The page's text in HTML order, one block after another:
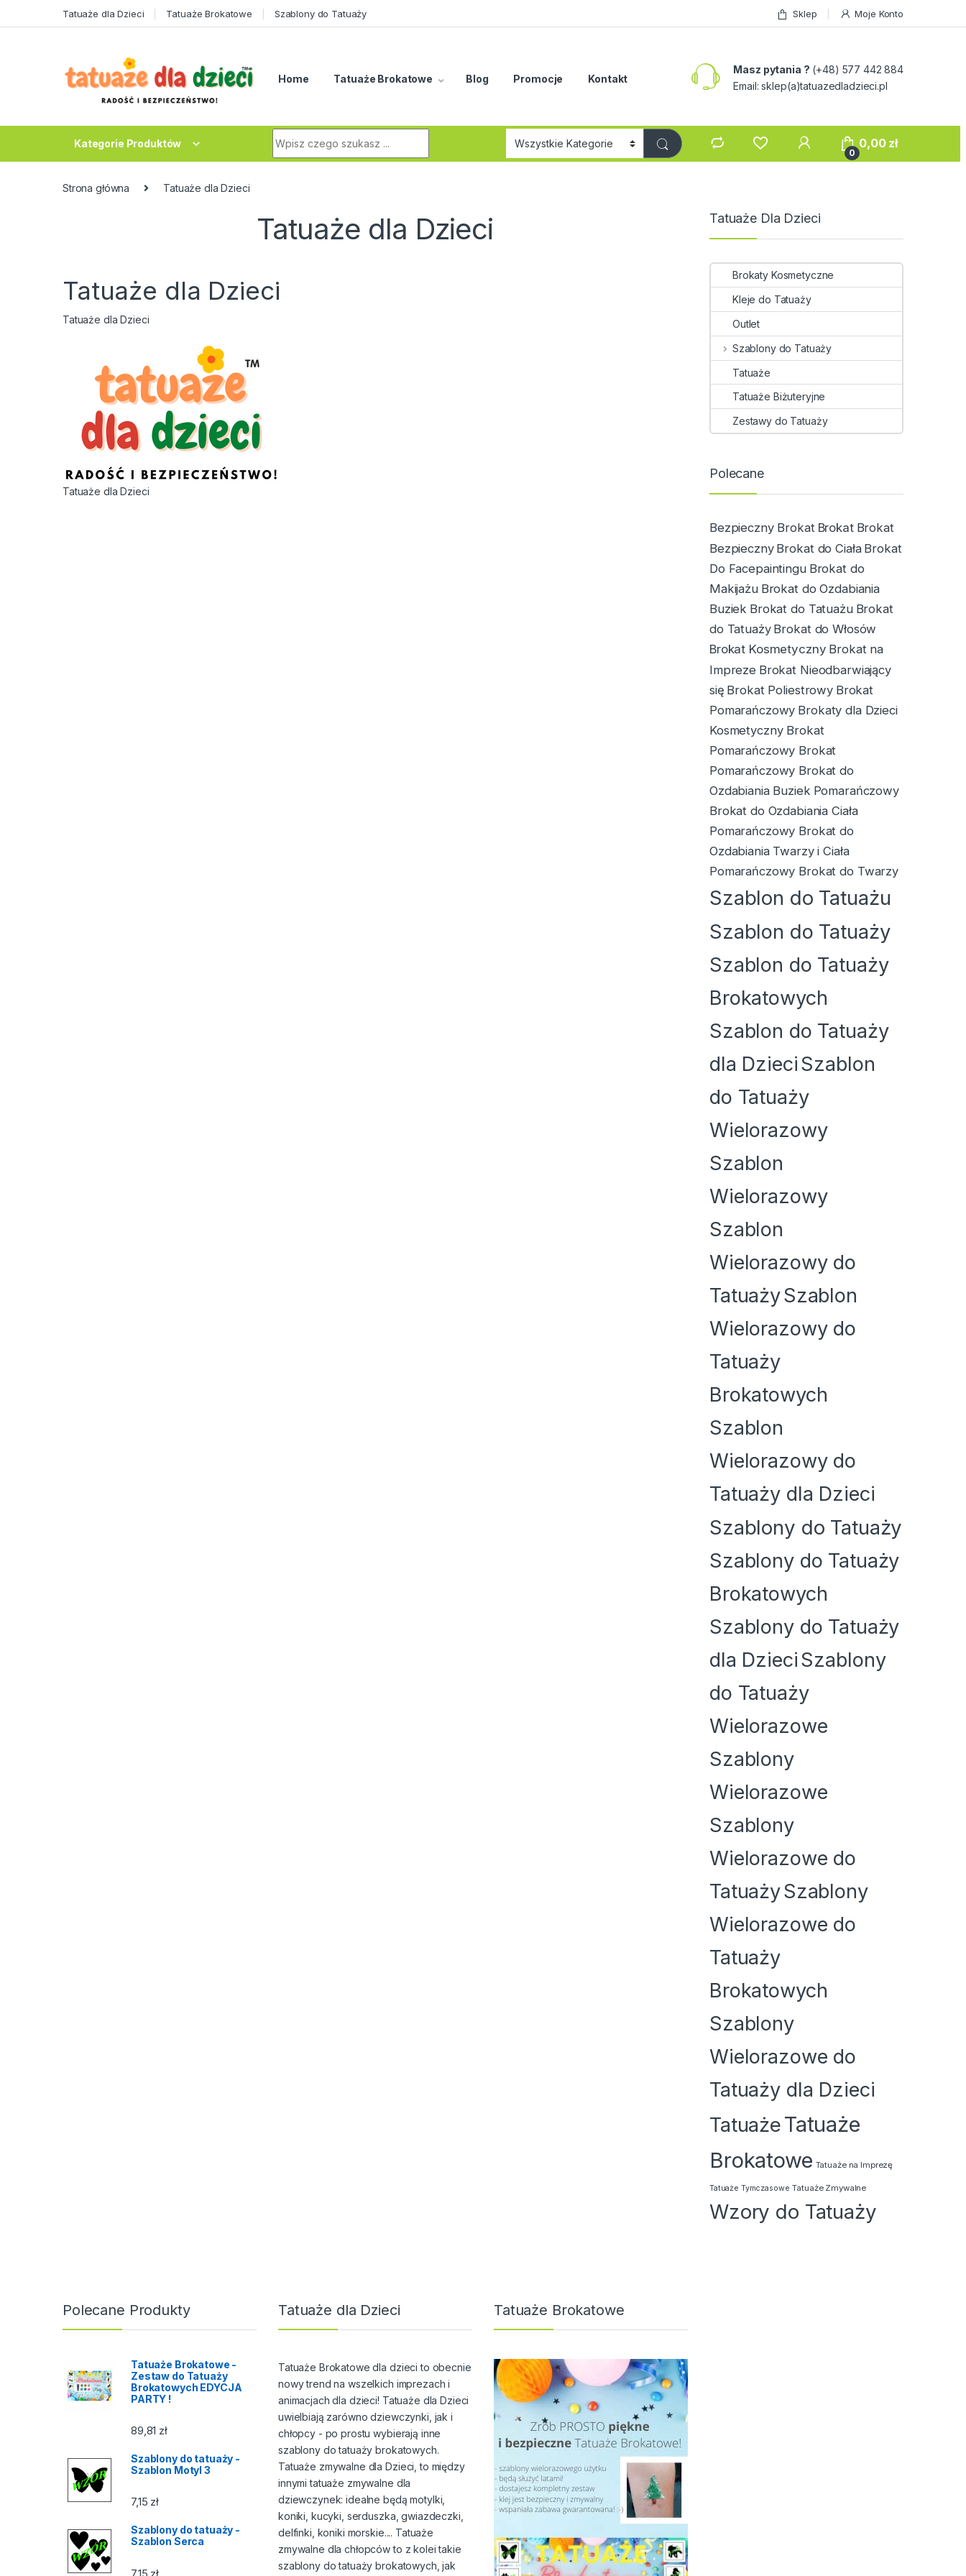
Tatuaże dla Dzieci Tatuaże Brokatowe Szablony do Tatuaży Sklep Moje Konto
Home Tatuaże Brokatowe Blog Promocje Kontakt
Masz pytania ? (+48) 577 442 884
Email: sklep(a)tatuazedladzieci.pl
Kategorie Produktów
0
0,00 zł
Strona główna Tatuaże dla Dzieci
Tatuaże dla Dzieci
Tatuaże dla Dzieci
Tatuaże dla Dzieci
Tatuaże dla Dzieci
Tatuaże Dla Dzieci
Brokaty Kosmetyczne
Kleje do Tatuaży
Outlet
Szablony do Tatuaży
Tatuaże
Tatuaże Biżuteryjne
Zestawy do Tatuaży
Polecane
Bezpieczny Brokat Brokat Brokat
Bezpieczny Brokat do Ciała Brokat
Do Facepaintingu Brokat do
Makijażu Brokat do Ozdabiania
Buziek Brokat do Tatuażu Brokat
do Tatuaży Brokat do Włosów
Brokat Kosmetyczny Brokat na
Impreze Brokat Nieodbarwiający
się Brokat Poliestrowy Brokat
Pomarańczowy Brokaty dla Dzieci
Kosmetyczny Brokat
Pomarańczowy Brokat
Pomarańczowy Brokat do
Ozdabiania Buziek Pomarańczowy
Brokat do Ozdabiania Ciała
Pomarańczowy Brokat do
Ozdabiania Twarzy i Ciała
Pomarańczowy Brokat do Twarzy
Szablon do Tatuażu
Szablon do Tatuaży
Szablon do Tatuaży
Brokatowych
Szablon do Tatuaży
dla DzieciSzablon
do Tatuaży
Wielorazowy
Szablon
Wielorazowy
Szablon
Wielorazowy do
TatuażySzablon
Wielorazowy do
Tatuaży
Brokatowych
Szablon
Wielorazowy do
Tatuaży dla Dzieci
Szablony do Tatuaży
Szablony do Tatuaży
Brokatowych
Szablony do Tatuaży
dla DzieciSzablony
do Tatuaży
Wielorazowe
Szablony
Wielorazowe
Szablony
Wielorazowe do
TatuażySzablony
Wielorazowe do
Tatuaży
Brokatowych
Szablony
Wielorazowe do
Tatuaży dla Dzieci
TatuażeTatuaże
Brokatowe Tatuaże na Imprezę
Tatuaże Tymczasowe Tatuaże Zmywalne
Wzory do Tatuaży
Polecane Produkty
Tatuaże Brokatowe -
Zestaw do Tatuaży
Brokatowych EDYCJA
PARTY !
89,81 zł
Szablony do tatuaży -
Szablon Motyl 3
7,15 zł
Szablony do tatuaży -
Szablon Serca
7,15 zł
Tatuaże dla Dzieci
Tatuaże Brokatowe dla dzieci to obecnie
nowy trend na wszelkich imprezach i
animacjach dla dzieci! Tatuaże dla Dzieci
uwielbiają zarówno dziewczynki, jak i
chłopcy - po prostu wybierają inne
szablony do tatuaży brokatowych.
Tatuaże zmywalne dla Dzieci, to między
innymi tatuaże zmywalne dla
dziewczynek: idealne będą motylki,
koniki, kucyki, serduszka, gwiazdeczki,
delfinki, koniki morskie.... Tatuaże
zmywalne dla chłopców to z kolei takie
szablony do tatuaży brokatowych, jak
Tatuaże Brokatowe